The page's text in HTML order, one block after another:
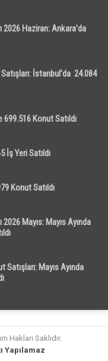
Haziran: Ankara’da
İstanbul’da 24.084
Konut Satıldı
İş Yeri Satıldı
Konut Satıldı
Mayıs: Mayıs Ayında
Mayıs Ayında
Hakları Saklıdır.
Yapılamaz